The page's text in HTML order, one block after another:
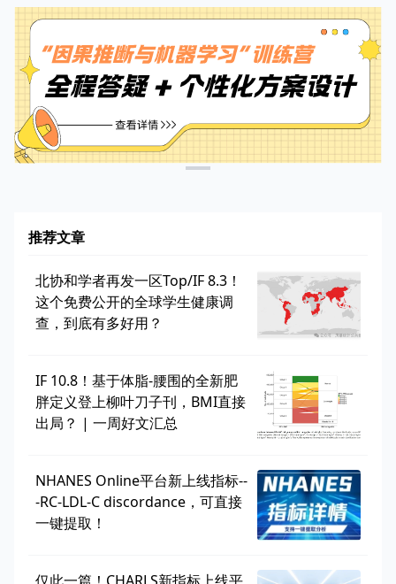
推荐文章
北协和学者再发一区Top/IF 8.3！
这个免费公开的全球学生健康调
查，到底有多好用？
IF 10.8！基于体脂-腰围的全新肥
胖定义登上柳叶刀子刊，BMI直接
出局？ | 一周好文汇总
NHANES Online平台新上线指标--
-RC-LDL-C discordance，可直接
一键提取！